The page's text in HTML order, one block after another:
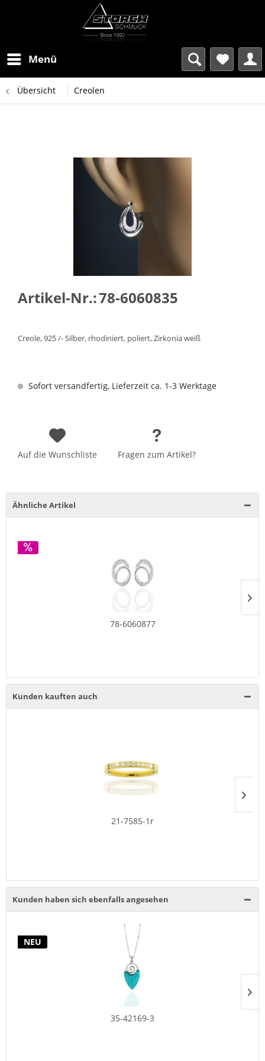
Menü
Übersicht Creolen
Artikel-Nr.:78-6060835
Creole, 925 /- Silber, rhodiniert, poliert, Zirkonia weiß
Sofort versandfertig, Lieferzeit ca. 1-3 Werktage
Auf die Wunschliste Fragen zum Artikel?
Ähnliche Artikel
78-6060877
Kunden kauften auch
21-7585-1r
Kunden haben sich ebenfalls angesehen
NEU
35-42169-3